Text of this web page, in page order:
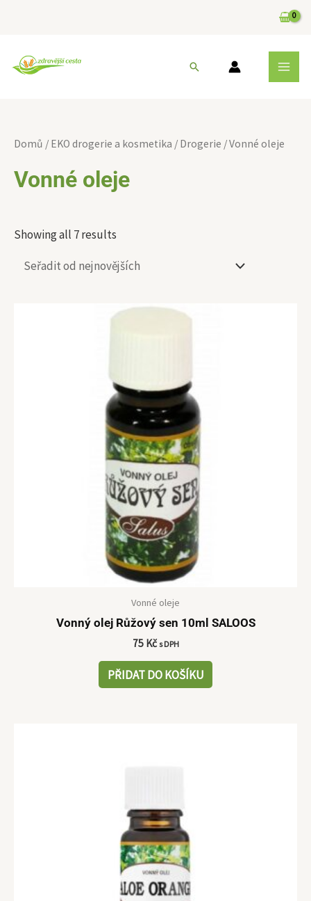
Hledat
Domů / EKO drogerie a kosmetika / Drogerie / Vonné oleje
Vonné oleje
Showing all 7 results
latest
Vonné oleje
Vonný olej Růžový sen 10ml SALOOS
75 Kč s DPH
PŘIDAT DO KOŠÍKU